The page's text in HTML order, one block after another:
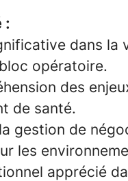
:
dans la
opératoire.
des
de santé.
gestion de
les
apprécié